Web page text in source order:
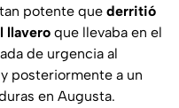
potente que derritió
llavero que llevaba en el
de urgencia al
posteriormente a un
en Augusta.